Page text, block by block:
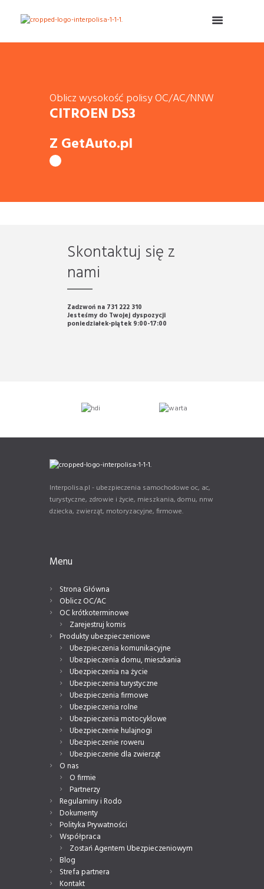
Oblicz wysokość polisy OC/AC/NNW
CITROEN DS3
Z GetAuto.pl
Skontaktuj się z
nami
Zadzwoń na 731 222 310
Jesteśmy do Twojej dyspozycji
poniedziałek-piątek 9:00-17:00
Interpolisa.pl - ubezpieczenia samochodowe oc, ac,
turystyczne, zdrowie i życie, mieszkania, domu, nnw
dziecka, zwierząt, motoryzacyjne, firmowe.
Menu
Strona Główna
Oblicz OC/AC
OC krótkoterminowe
Zarejestruj komis
Produkty ubezpieczeniowe
Ubezpieczenia komunikacyjne
Ubezpieczenia domu, mieszkania
Ubezpieczenia na życie
Ubezpieczenia turystyczne
Ubezpieczenia firmowe
Ubezpieczenia rolne
Ubezpieczenia motocyklowe
Ubezpieczenie hulajnogi
Ubezpieczenie roweru
Ubezpieczenie dla zwierząt
O nas
O firmie
Partnerzy
Regulaminy i Rodo
Dokumenty
Polityka Prywatności
Współpraca
Zostań Agentem Ubezpieczeniowym
Blog
Strefa partnera
Kontakt